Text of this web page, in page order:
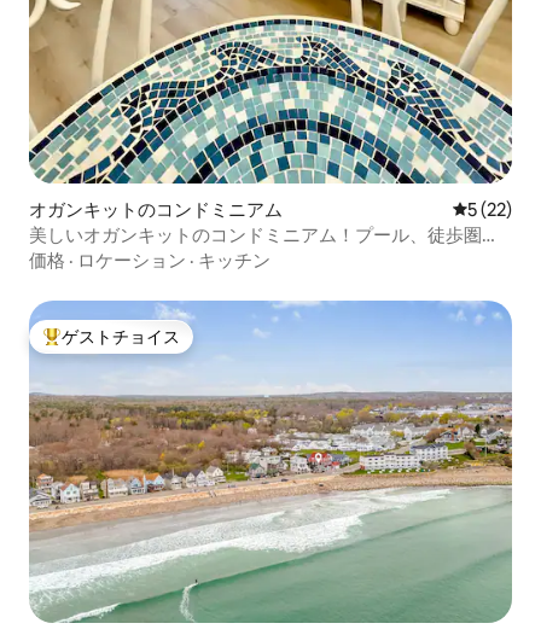
オガンキットのコンドミニアム レビュー
5 (22)
美しいオガンキットのコンドミニアム！プール、徒歩圏
内、キッチン！
価格 · ロケーション · キッチン
大好評のゲストチョイスです。
ゲストチョイス